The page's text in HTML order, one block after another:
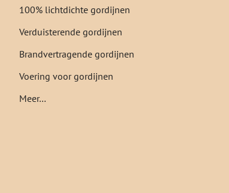
100% lichtdichte gordijnen
Verduisterende gordijnen
Brandvertragende gordijnen
Voering voor gordijnen
Meer…